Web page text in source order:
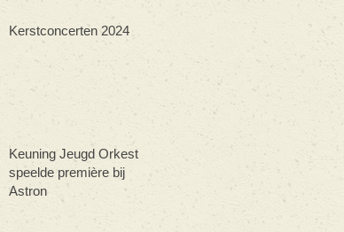
Kerstconcerten 2024
Keuning Jeugd Orkest
speelde première bij
Astron